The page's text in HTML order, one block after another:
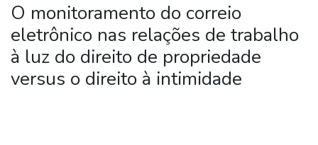
O monitoramento do correio
eletrônico nas relações de trabalho
à luz do direito de propriedade
versus o direito à intimidade